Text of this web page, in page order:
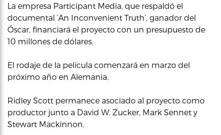
La empresa Participant Media, que respaldó el
documental ‘An Inconvenient Truth’, ganador del
Óscar, financiará el proyecto con un presupuesto de
10 millones de dólares.
El rodaje de la película comenzará en marzo del
próximo año en Alemania.
Ridley Scott permanece asociado al proyecto como
productor junto a David W. Zucker, Mark Sennet y
Stewart Mackinnon.